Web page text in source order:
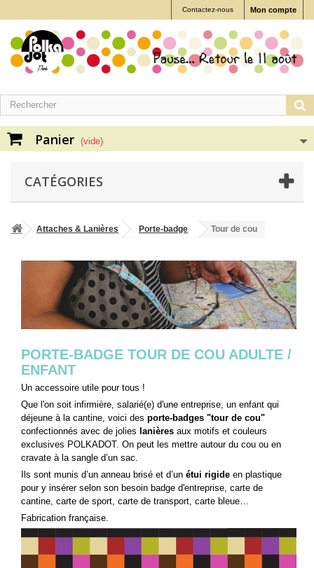
Mon compte
Contactez-nous
Panier (vide)
CATÉGORIES
Attaches & Lanières Porte-badge Tour de cou
PORTE-BADGE TOUR DE COU ADULTE /
ENFANT
Un accessoire utile pour tous !
Que l'on soit infirmière, salarié(e) d'une entreprise, un enfant qui
déjeune à la cantine, voici des porte-badges "tour de cou"
confectionnés avec de jolies lanières aux motifs et couleurs
exclusives POLKADOT. On peut les mettre autour du cou ou en
cravate à la sangle d’un sac.
Ils sont munis d’un anneau brisé et d’un étui rigide en plastique
pour y insérer selon son besoin badge d'entreprise, carte de
cantine, carte de sport, carte de transport, carte bleue…
Fabrication française.